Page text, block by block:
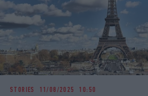
STORIES 11/08/2025 10:50